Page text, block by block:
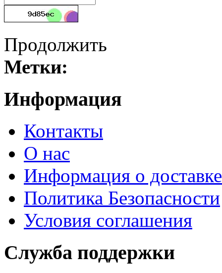
Продолжить
Метки:
Информация
Контакты
О нас
Информация о доставке
Политика Безопасности
Условия соглашения
Служба поддержки